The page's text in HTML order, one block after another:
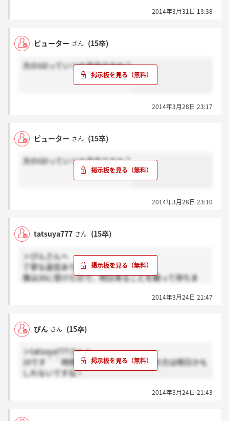
2014年3月31日 13:38
ピューター さん (15卒)
次のGDっていつの予定ですか？
2014年3月28日 23:17
ピューター さん (15卒)
次のGDっていつの予定ですか？
2014年3月28日 23:10
tatsuya777 さん (15卒)
＞ぴんさんへ
丁寧な返信ありがとうございます！
僕は20に受けたので、明日来ることを願って待ちま
2014年3月24日 21:47
ぴん さん (15卒)
＞tatsuya777さんへ
19です＾＾時間帯も遅かったですし20の方は明日かも
しれないですね！
2014年3月24日 21:43